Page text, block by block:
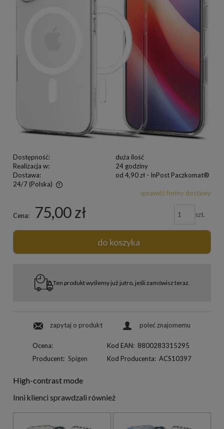
Dostępność:
duża ilość
Realizacja w:
24 godziny
Dostawa:
od 4,90 zł - InPost Paczkomat®
24/7 (Polska)
sprawdź formy dostawy
Cena: 75,00 zł szt.
do koszyka
Ten produkt wyślemy już jutro, jeśli zamówisz teraz.
zapytaj o produkt poleć znajomemu
Ocena:
Producent: Spigen
Kod EAN: 8800283315295
Kod Producenta: ACS10397
High-contrast mode
Inni klienci sprawdzali również